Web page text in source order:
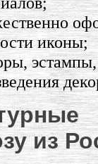
иконы;
из